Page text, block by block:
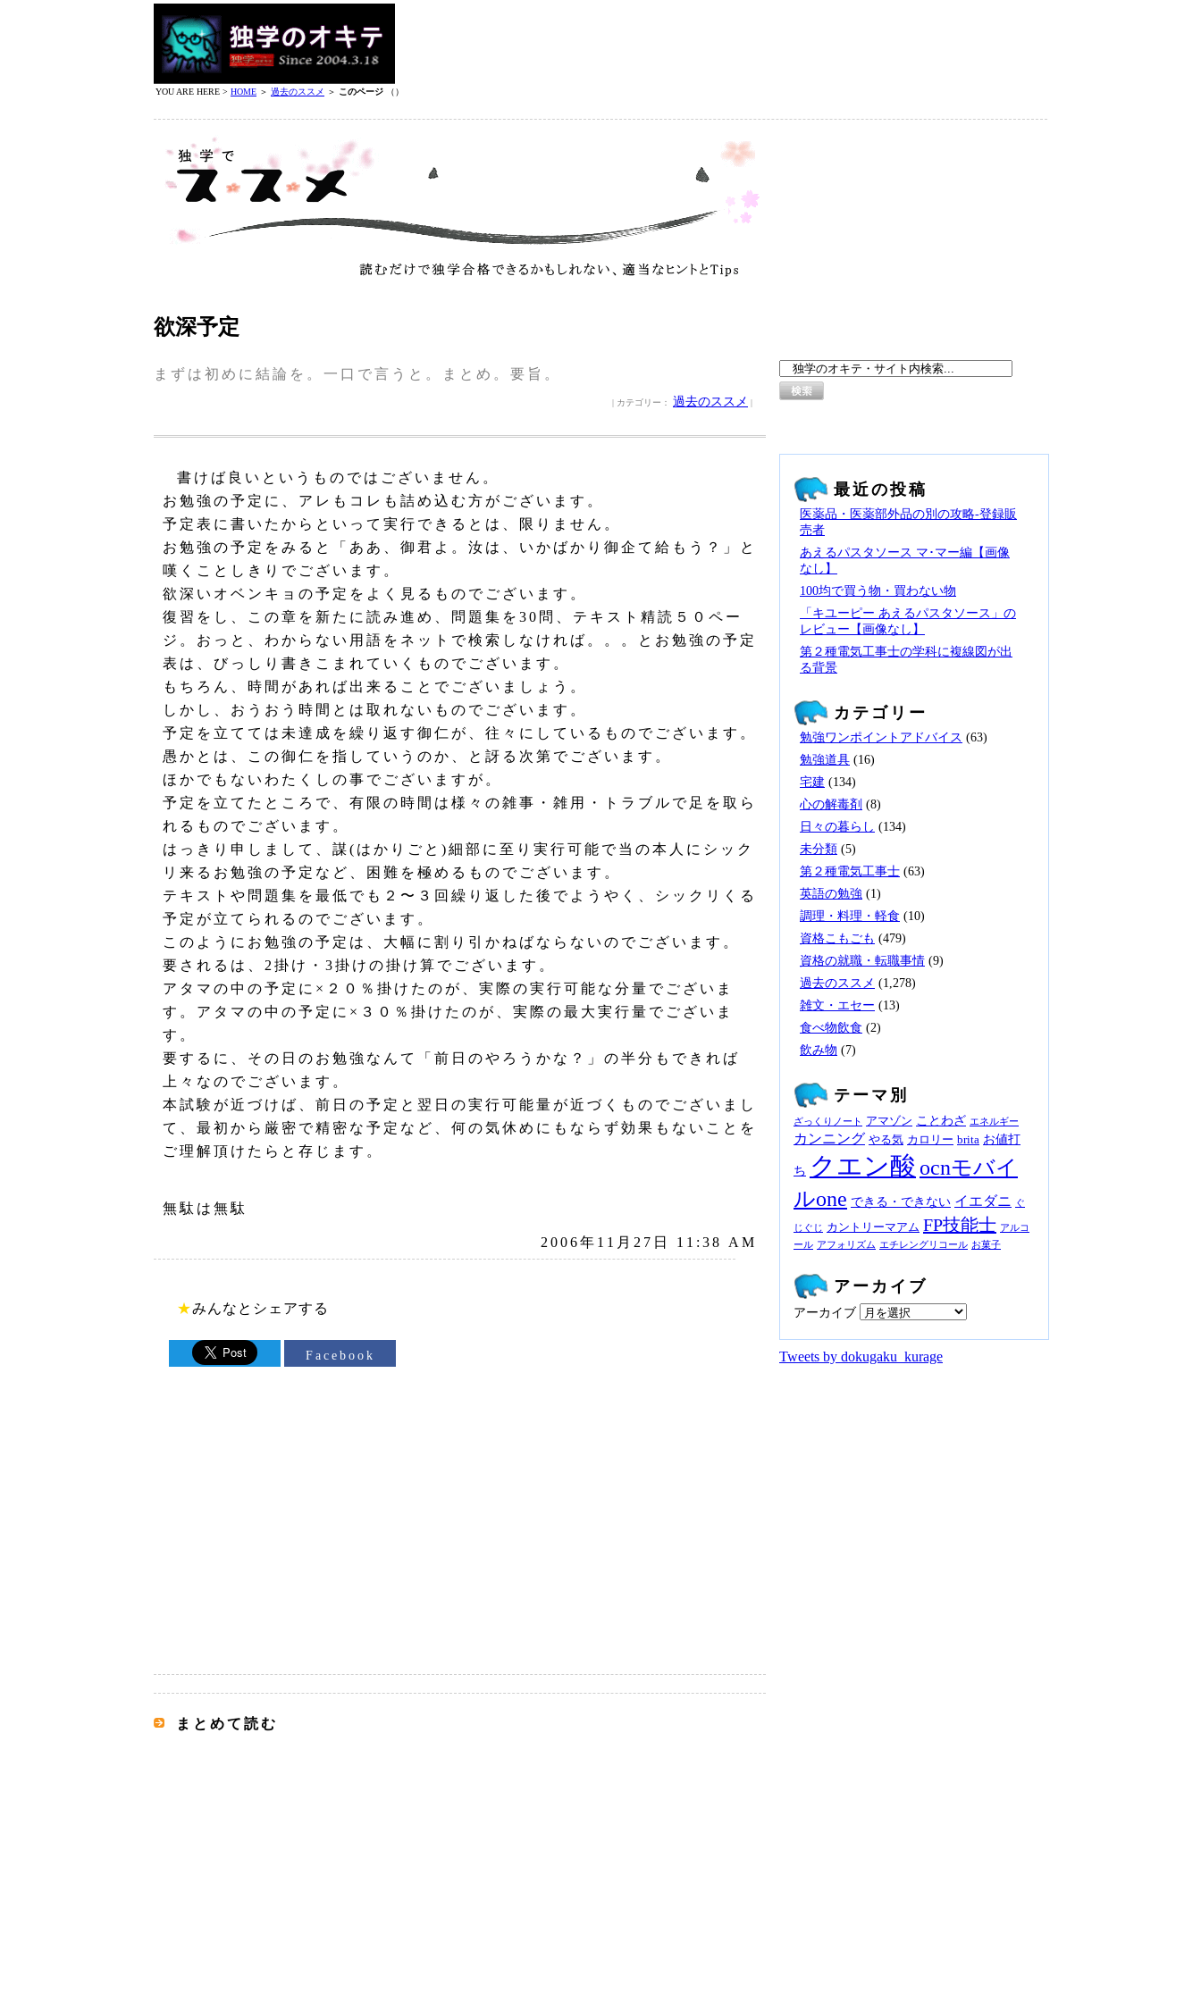
YOU ARE HERE > HOME ＞ 過去のススメ ＞ このページ （）
欲深予定
まずは初めに結論を。一口で言うと。まとめ。要旨。
| カテゴリー： 過去のススメ |
書けば良いというものではございません。
お勉強の予定に、アレもコレも詰め込む方がございます。
予定表に書いたからといって実行できるとは、限りません。
お勉強の予定をみると「ああ、御君よ。汝は、いかばかり御企て給もう？」と
嘆くことしきりでございます。
欲深いオベンキョの予定をよく見るものでございます。
復習をし、この章を新たに読み進め、問題集を30問、テキスト精読５０ペー
ジ。おっと、わからない用語をネットで検索しなければ。。。とお勉強の予定
表は、びっしり書きこまれていくものでございます。
もちろん、時間があれば出来ることでございましょう。
しかし、おうおう時間とは取れないものでございます。
予定を立てては未達成を繰り返す御仁が、往々にしているものでございます。
愚かとは、この御仁を指していうのか、と訝る次第でございます。
ほかでもないわたくしの事でございますが。
予定を立てたところで、有限の時間は様々の雑事・雑用・トラブルで足を取ら
れるものでございます。
はっきり申しまして、謀(はかりごと)細部に至り実行可能で当の本人にシック
リ来るお勉強の予定など、困難を極めるものでございます。
テキストや問題集を最低でも２〜３回繰り返した後でようやく、シックリくる
予定が立てられるのでございます。
このようにお勉強の予定は、大幅に割り引かねばならないのでございます。
要されるは、2掛け・3掛けの掛け算でございます。
アタマの中の予定に×２０％掛けたのが、実際の実行可能な分量でございま
す。アタマの中の予定に×３０％掛けたのが、実際の最大実行量でございま
す。
要するに、その日のお勉強なんて「前日のやろうかな？」の半分もできれば
上々なのでございます。
本試験が近づけば、前日の予定と翌日の実行可能量が近づくものでございまし
て、最初から厳密で精密な予定など、何の気休めにもならず効果もないことを
ご理解頂けたらと存じます。
無駄は無駄
2006年11月27日 11:38 AM
★みんなとシェアする
Facebook
まとめて読む
最近の投稿
医薬品・医薬部外品の別の攻略‐登録販
売者
あえるパスタソース マ･マー編【画像
なし】
100均で買う物・買わない物
「キユーピー あえるパスタソース」の
レビュー【画像なし】
第２種電気工事士の学科に複線図が出
る背景
カテゴリー
勉強ワンポイントアドバイス (63)
勉強道具 (16)
宅建 (134)
心の解毒剤 (8)
日々の暮らし (134)
未分類 (5)
第２種電気工事士 (63)
英語の勉強 (1)
調理・料理・軽食 (10)
資格こもごも (479)
資格の就職・転職事情 (9)
過去のススメ (1,278)
雑文・エセー (13)
食べ物飲食 (2)
飲み物 (7)
テーマ別
ざっくりノート アマゾン ことわざ エネルギー
カンニング やる気 カロリー brita お値打
ち クエン酸 ocnモバイ
ルone できる・できない イエダニ ぐ
じぐじ カントリーマアム FP技能士 アルコ
ール アフォリズム エチレングリコール お菓子
アーカイブ
アーカイブ
Tweets by dokugaku_kurage